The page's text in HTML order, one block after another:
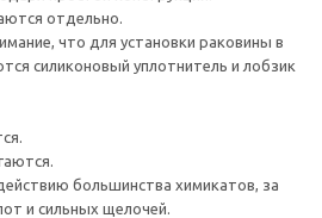
отдельно.
что для установки раковины в
силиконовый уплотнитель и лобзик
большинства химикатов, за
и сильных щелочей.